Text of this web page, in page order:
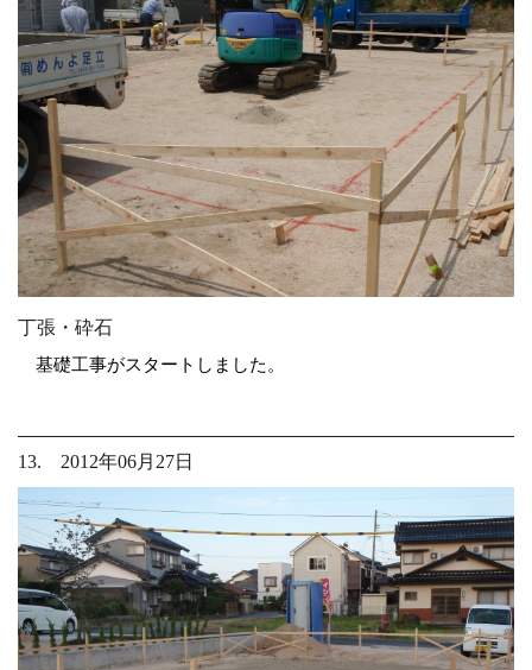
丁張・砕石
基礎工事がスタートしました。
13. 2012年06月27日